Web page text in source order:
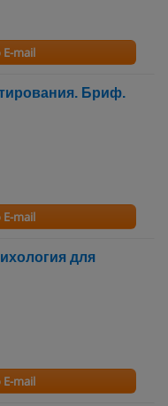
mail
Бриф.
mail
для
mail